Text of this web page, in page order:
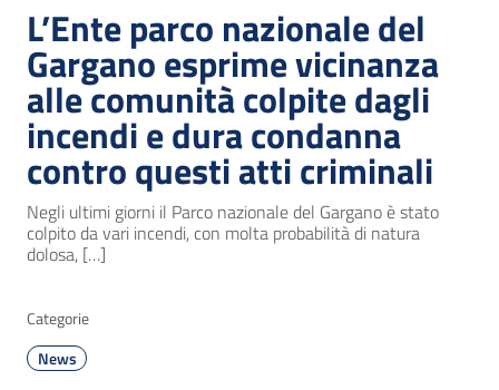
L’Ente parco nazionale del
Gargano esprime vicinanza
alle comunità colpite dagli
incendi e dura condanna
contro questi atti criminali
Negli ultimi giorni il Parco nazionale del Gargano è stato
colpito da vari incendi, con molta probabilità di natura
dolosa, […]
Categorie
News